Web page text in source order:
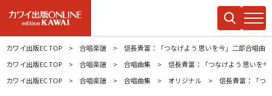
カワイ出版EC TOP 合唱楽譜
信長貴富：「つなげよう 思いを今」二部合唱曲
カワイ出版EC TOP
合唱楽譜 合唱曲集
信長貴富：「つなげよう 思いを
カワイ出版EC TOP
合唱楽譜 合唱曲集 オリジナル 信長貴富：「つ